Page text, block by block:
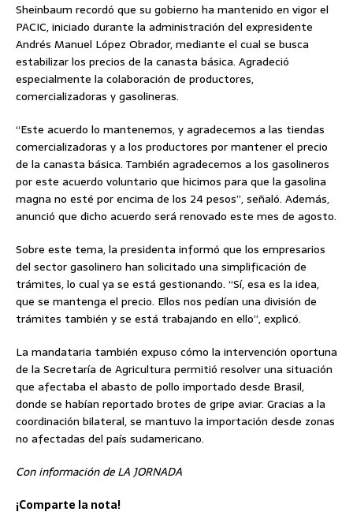
Sheinbaum recordó que su gobierno ha mantenido en vigor el
PACIC, iniciado durante la administración del expresidente
Andrés Manuel López Obrador, mediante el cual se busca
estabilizar los precios de la canasta básica. Agradeció
especialmente la colaboración de productores,
comercializadoras y gasolineras.
“Este acuerdo lo mantenemos, y agradecemos a las tiendas
comercializadoras y a los productores por mantener el precio
de la canasta básica. También agradecemos a los gasolineros
por este acuerdo voluntario que hicimos para que la gasolina
magna no esté por encima de los 24 pesos”, señaló. Además,
anunció que dicho acuerdo será renovado este mes de agosto.
Sobre este tema, la presidenta informó que los empresarios
del sector gasolinero han solicitado una simplificación de
trámites, lo cual ya se está gestionando. “Sí, esa es la idea,
que se mantenga el precio. Ellos nos pedían una división de
trámites también y se está trabajando en ello”, explicó.
La mandataria también expuso cómo la intervención oportuna
de la Secretaría de Agricultura permitió resolver una situación
que afectaba el abasto de pollo importado desde Brasil,
donde se habían reportado brotes de gripe aviar. Gracias a la
coordinación bilateral, se mantuvo la importación desde zonas
no afectadas del país sudamericano.
Con información de LA JORNADA
¡Comparte la nota!